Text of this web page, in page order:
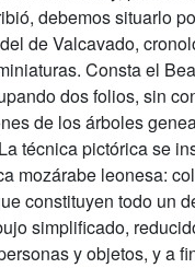
debemos situarlo
de Valcavado,
Consta el
dos folios, sin
de los árboles
técnica pictórica se
mozárabe leonesa:
constituyen todo un
simplificado,
y objetos, y a